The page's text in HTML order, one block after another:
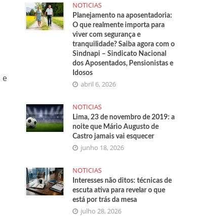
e
NOTICIAS
Planejamento na aposentadoria:
O que realmente importa para
viver com segurança e
tranquilidade? Saiba agora com o
Sindnapi – Sindicato Nacional
dos Aposentados, Pensionistas e
Idosos
abril 6, 2026
NOTICIAS
Lima, 23 de novembro de 2019: a
noite que Mário Augusto de
Castro jamais vai esquecer
junho 18, 2026
NOTICIAS
Interesses não ditos: técnicas de
escuta ativa para revelar o que
está por trás da mesa
julho 28, 2026